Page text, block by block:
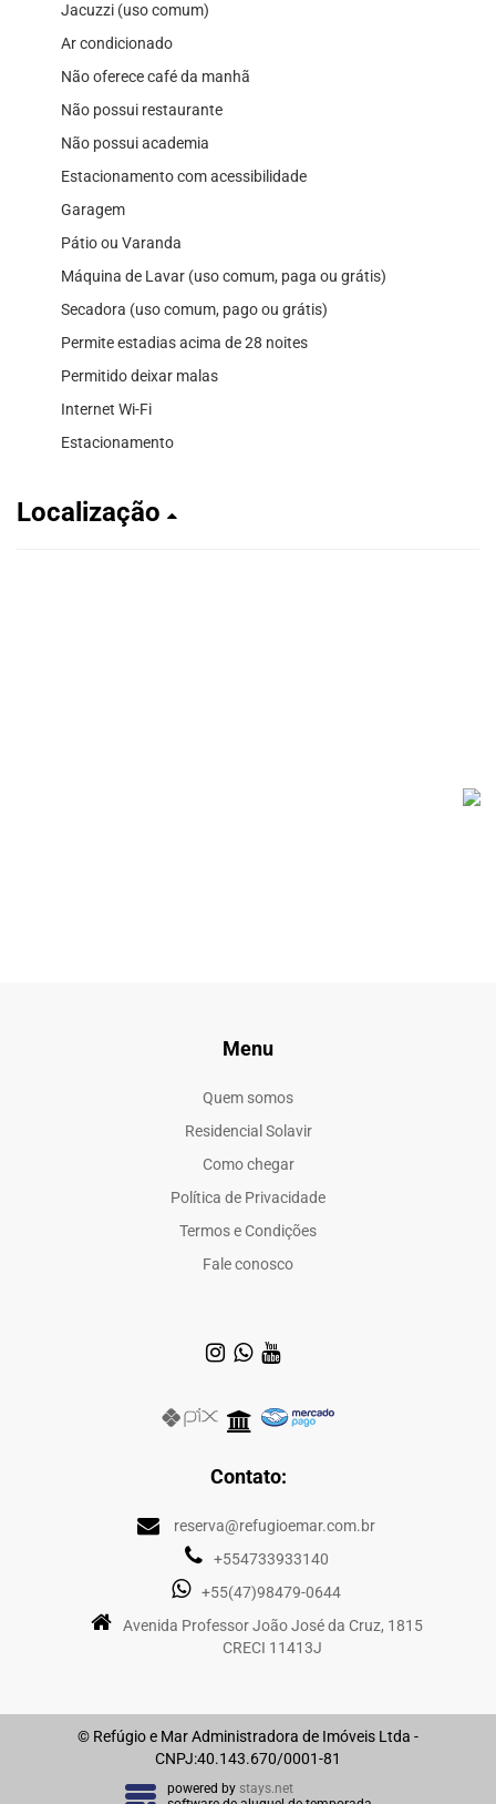
Jacuzzi (uso comum)
Ar condicionado
Não oferece café da manhã
Não possui restaurante
Não possui academia
Estacionamento com acessibilidade
Garagem
Pátio ou Varanda
Máquina de Lavar (uso comum, paga ou grátis)
Secadora (uso comum, pago ou grátis)
Permite estadias acima de 28 noites
Permitido deixar malas
Internet Wi-Fi
Estacionamento
Localização
Menu
Quem somos
Residencial Solavir
Como chegar
Política de Privacidade
Termos e Condições
Fale conosco
Contato:
reserva@refugioemar.com.br
+554733933140
+55(47)98479-0644
Avenida Professor João José da Cruz, 1815
CRECI 11413J
© Refúgio e Mar Administradora de Imóveis Ltda -
CNPJ:40.143.670/0001-81
powered by stays.net